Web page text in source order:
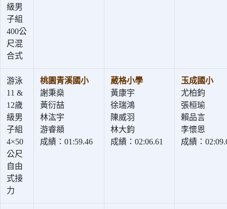
級男
子組
400公
尺混
合式
游泳
11 &
12歲
級男
子組
4×50
公尺
自由
式接
力
桃園青溪國小
謝秉燊
黃衍喆
林汯宇
游睿頫
成績：01:59.46
葳格小學
黃康宇
徐瑞鴻
陳威羽
林大鈞
成績：02:06.61
玉成國小
尤柏鈞
張桓瑜
賴品言
李懷恩
成績：